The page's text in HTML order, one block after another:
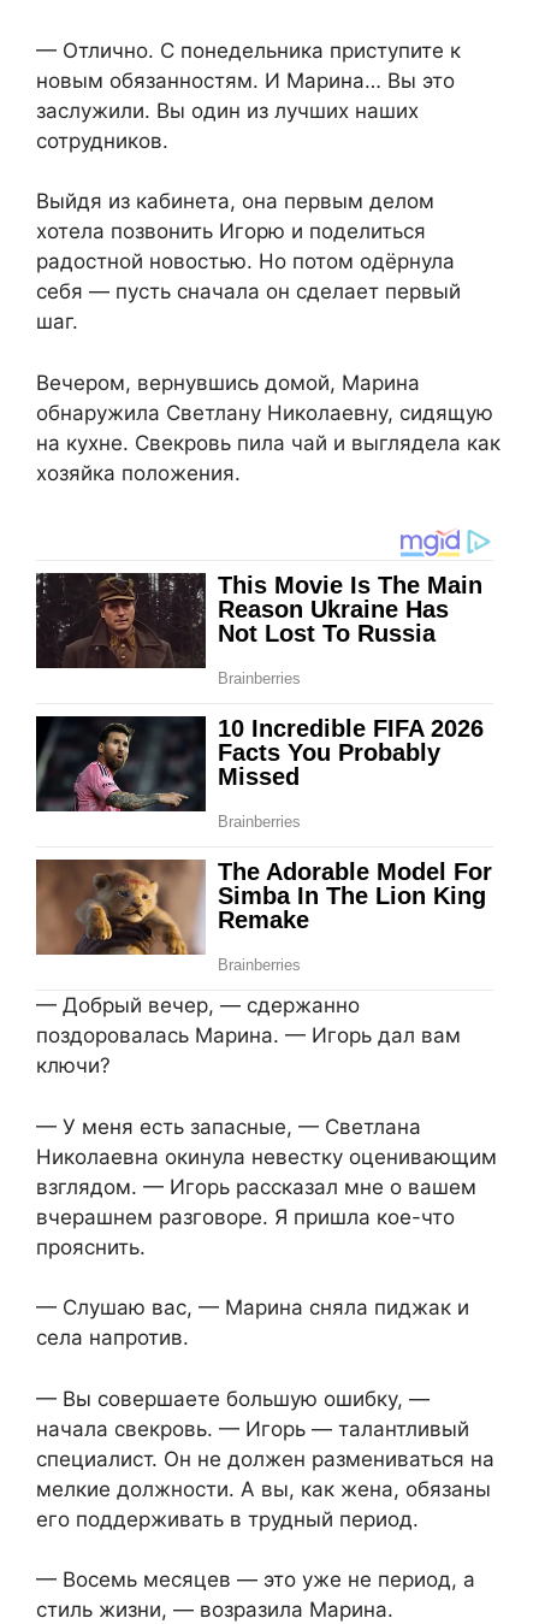
— Отлично. С понедельника приступите к
новым обязанностям. И Марина… Вы это
заслужили. Вы один из лучших наших
сотрудников.
Выйдя из кабинета, она первым делом
хотела позвонить Игорю и поделиться
радостной новостью. Но потом одёрнула
себя — пусть сначала он сделает первый
шаг.
Вечером, вернувшись домой, Марина
обнаружила Светлану Николаевну, сидящую
на кухне. Свекровь пила чай и выглядела как
хозяйка положения.
— Добрый вечер, — сдержанно
поздоровалась Марина. — Игорь дал вам
ключи?
— У меня есть запасные, — Светлана
Николаевна окинула невестку оценивающим
взглядом. — Игорь рассказал мне о вашем
вчерашнем разговоре. Я пришла кое-что
прояснить.
— Слушаю вас, — Марина сняла пиджак и
села напротив.
— Вы совершаете большую ошибку, —
начала свекровь. — Игорь — талантливый
специалист. Он не должен размениваться на
мелкие должности. А вы, как жена, обязаны
его поддерживать в трудный период.
— Восемь месяцев — это уже не период, а
стиль жизни, — возразила Марина.